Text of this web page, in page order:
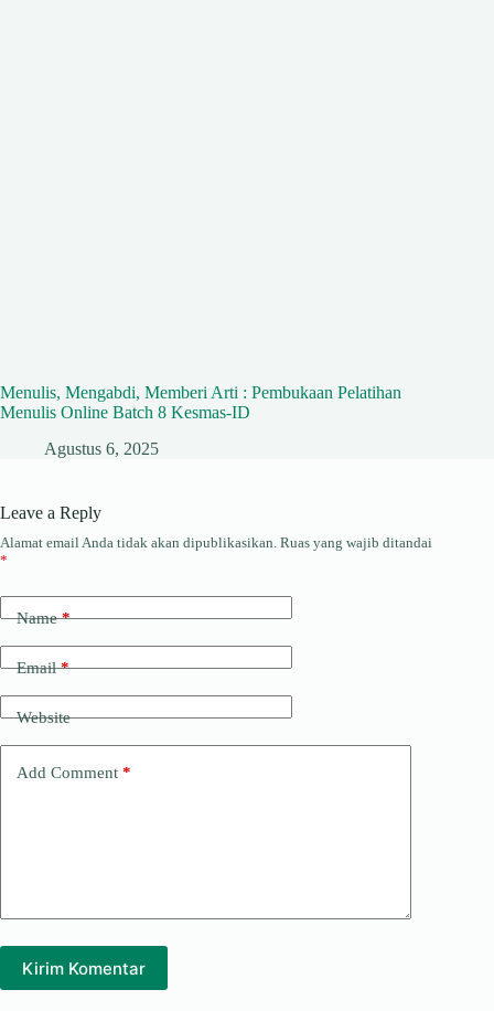
Menulis, Mengabdi, Memberi Arti : Pembukaan Pelatihan
Menulis Online Batch 8 Kesmas-ID
Agustus 6, 2025
Leave a Reply
Alamat email Anda tidak akan dipublikasikan. Ruas yang wajib ditandai
*
Name*
Email*
Website
Add Comment *
Kirim Komentar